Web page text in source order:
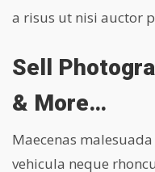
a risus ut nisi auctor
Sell
& More…
Maecenas
vehicula neque